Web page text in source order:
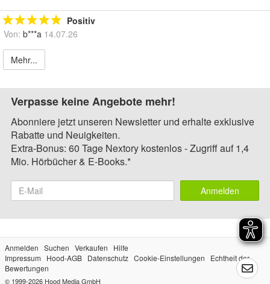
Positiv
Von: b***a 14.07.26
Mehr...
Verpasse keine Angebote mehr!
Abonniere jetzt unseren Newsletter und erhalte exklusive
Rabatte und Neuigkeiten.
Extra-Bonus: 60 Tage Nextory kostenlos - Zugriff auf 1,4
Mio. Hörbücher & E-Books.*
Anmelden
Anmelden Suchen Verkaufen
Hilfe
Impressum
Hood-AGB Datenschutz Cookie-Einstellungen
Echtheit der
Bewertungen
© 1999-2026 Hood Media GmbH